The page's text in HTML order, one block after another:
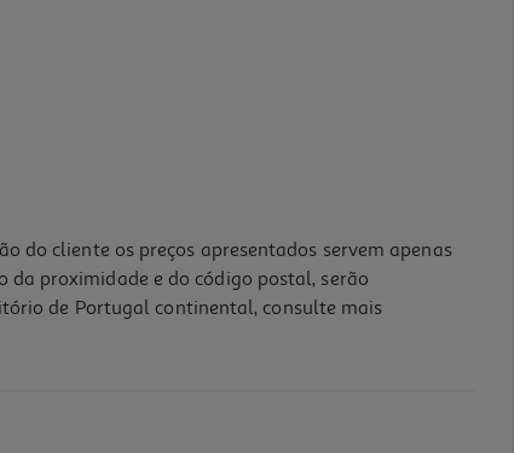
do cliente os preços apresentados servem apenas
da proximidade e do código postal, serão
de Portugal continental, consulte mais